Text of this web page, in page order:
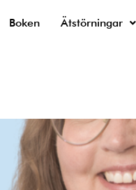
Boken Ätstörningar